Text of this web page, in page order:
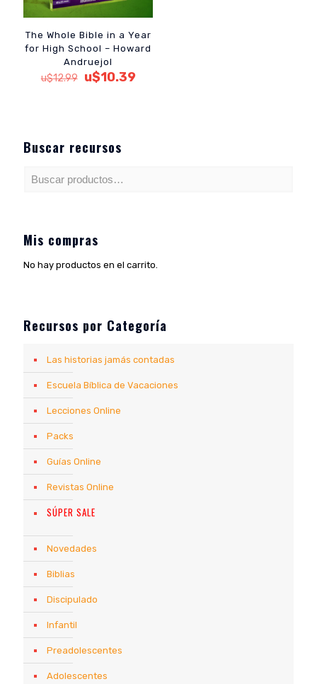
The Whole Bible in a Year
for High School – Howard
Andruejol
u$12.99
El
u$10.39El
Buscar recursos
Mis compras
No hay productos en el carrito.
Recursos por Categoría
Las historias jamás contadas
Escuela Bíblica de Vacaciones
Lecciones Online
Packs
Guías Online
Revistas Online
SÚPER SALE
Novedades
Biblias
Discipulado
Infantil
Preadolescentes
Adolescentes